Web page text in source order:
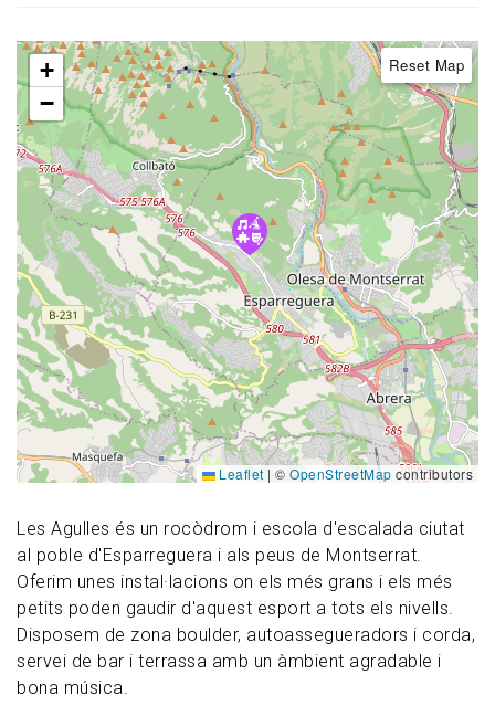
Les Agulles és un rocòdrom i escola d'escalada ciutat
al poble d'Esparreguera i als peus de Montserrat.
Oferim unes instal·lacions on els més grans i els més
petits poden gaudir d'aquest esport a tots els nivells.
Disposem de zona boulder, autoassegueradors i corda,
servei de bar i terrassa amb un àmbient agradable i
bona música.
+
−
Reset Map
Leaflet | © OpenStreetMap contributors